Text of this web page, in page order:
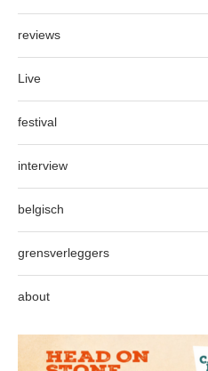
reviews
Live
festival
interview
belgisch
grensverleggers
about